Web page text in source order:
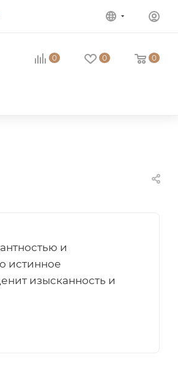
0 0 0
и
истинное
изысканность и